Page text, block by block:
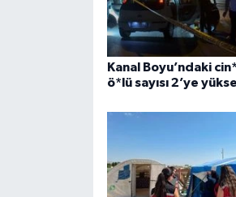
Kanal Boyu’ndaki
ö*lü sayısı 2’ye